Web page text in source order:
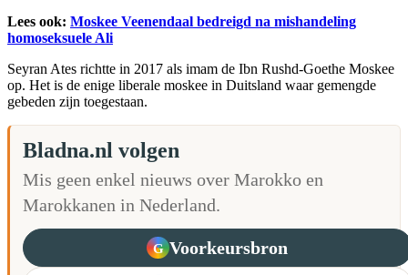
Lees ook: Moskee Veenendaal bedreigd na mishandeling
homoseksuele Ali
Seyran Ates richtte in 2017 als imam de Ibn Rushd-Goethe Moskee
op. Het is de enige liberale moskee in Duitsland waar gemengde
gebeden zijn toegestaan.
Bladna.nl volgen
Mis geen enkel nieuws over Marokko en
Marokkanen in Nederland.
G Voorkeursbron